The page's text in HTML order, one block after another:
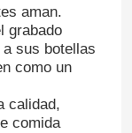
aman.
grabado
sus botellas
como un
calidad,
comida